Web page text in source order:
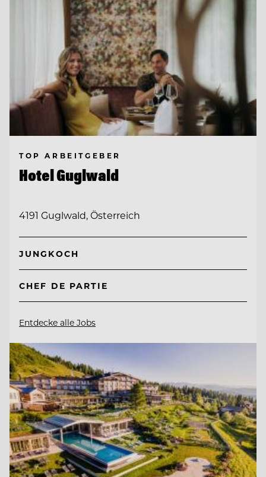
TOP ARBEITGEBER
Hotel Guglwald
4191 Guglwald, Österreich
JUNGKOCH
CHEF DE PARTIE
Entdecke alle Jobs